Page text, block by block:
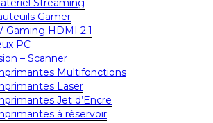
Streaming
Gamer
Gaming HDMI 2.1
PC
– Scanner
Multifonctions
Laser
Jet d’Encre
à réservoir